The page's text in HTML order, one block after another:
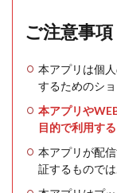
ご注意事項
本アプリは個
するためのシ
本アプリや
目的で利用す
本アプリが配
証するものでは